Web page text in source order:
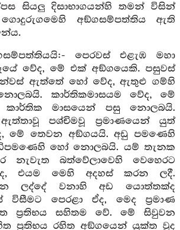
සියලු දිසාභාගයන්හි තමන් විසින්
අඞ්ගසම්පත්තිය ඇති
පෙරවස් එළැඹ මහා
වේද, මේ එක් අඞ්ගයෙකි. පසුවස්
ඇත්තේ හෝ වේද, ඇතුළු ගම්හි
කාර්තිකමාසයම වේද, මේ
කාර්තික මාසයෙන් පසු නොලබයි.
පශ්චිමවූ ප්‍රමාණයෙන් යුත්
මේ තෙවන අඞ්ගයයි. අඩු පමණෙහි
හෝ නොලබයි. යම් තැනක
බත්වේලාවෙහි වෙහෙරට
එයම මෙහි අදහස් කරන ලදී.
ලද්දේ වනාහි අඩ යොත්තක්ද
පෙරළා ඒද, මෙද ප්‍රමාණ
ප්‍රතිභය සහිතම වේ. මේ සිවුවන
ප්‍රතිභය රහිත අඞ්ගයෙන් යුක්ත වූද